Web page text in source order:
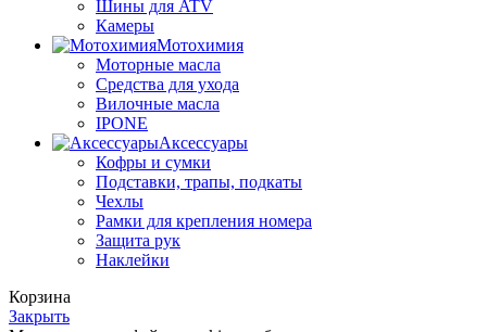
Шины для ATV
Камеры
Мотохимия
Моторные масла
Средства для ухода
Вилочные масла
IPONE
Аксессуары
Кофры и сумки
Подставки, трапы, подкаты
Чехлы
Рамки для крепления номера
Защита рук
Наклейки
Корзина
Закрыть